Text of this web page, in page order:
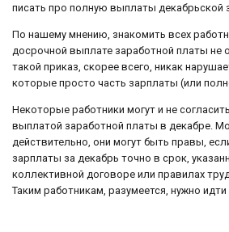
писать про полную выплаты декабрьской
По нашему мнению, знакомить всех
досрочной выплате заработной платы не
такой приказ, скорее всего, никак
которые просто часть зарплаты (или
Некоторые работники могут и не
выплатой заработной платы в декабре.
действительно, они могут быть правы,
зарплаты за декабрь точно в срок,
коллективной договоре или правилах
Таким работникам, разумеется, нужно идти